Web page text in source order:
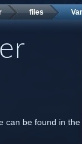
files
can be found in